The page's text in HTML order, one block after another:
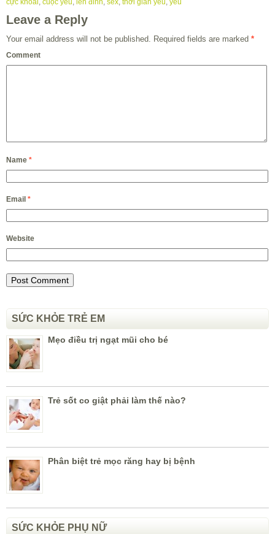
cực khoái , cuộc yêu , lên đỉnh, sex, thời gian yêu , yêu
Leave a Reply
Your email address will not be published. Required fields are marked *
Comment
Name *
Email *
Website
SỨC KHỎE TRẺ EM
Mẹo điều trị ngạt mũi cho bé
Trẻ sốt co giật phải làm thế nào?
Phân biệt trẻ mọc răng hay bị bệnh
SỨC KHỎE PHỤ NỮ